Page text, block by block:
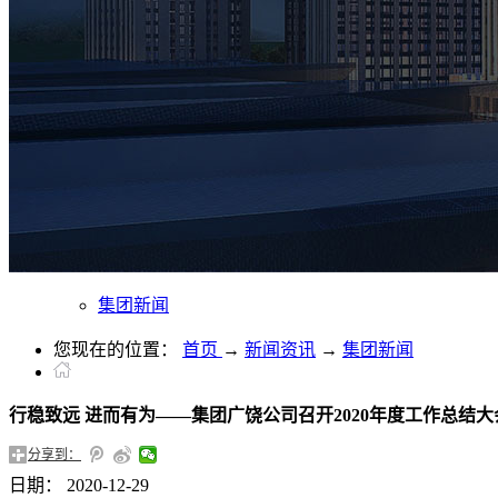
集团新闻
您现在的位置： 首页 → 新闻资讯 → 集团新闻
行稳致远 进而有为——集团广饶公司召开2020年度工作总结大
分享到：
日期： 2020-12-29